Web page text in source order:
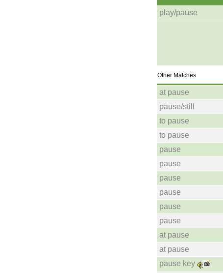
play/pause
Other Matches
at pause
pause/still
to pause
to pause
pause
pause
pause
pause
pause
pause
at pause
at pause
pause key